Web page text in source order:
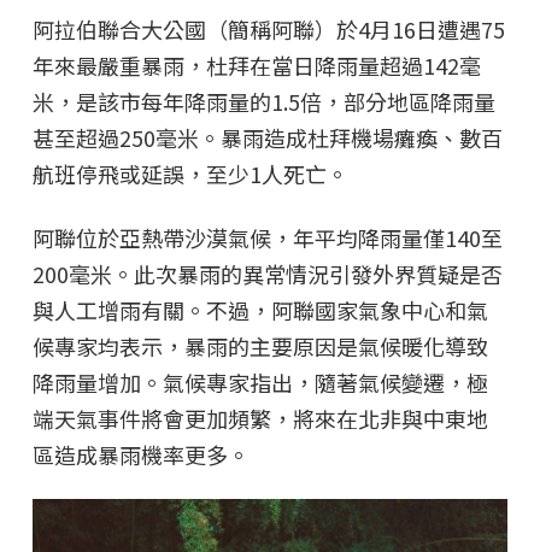
阿拉伯聯合大公國（簡稱阿聯）於4月16日遭遇75
年來最嚴重暴雨，杜拜在當日降雨量超過142毫
米，是該市每年降雨量的1.5倍，部分地區降雨量
甚至超過250毫米。暴雨造成杜拜機場癱瘓、數百
航班停飛或延誤，至少1人死亡。
阿聯位於亞熱帶沙漠氣候，年平均降雨量僅140至
200毫米。此次暴雨的異常情況引發外界質疑是否
與人工增雨有關。不過，阿聯國家氣象中心和氣
候專家均表示，暴雨的主要原因是氣候暖化導致
降雨量增加。氣候專家指出，隨著氣候變遷，極
端天氣事件將會更加頻繁，將來在北非與中東地
區造成暴雨機率更多。